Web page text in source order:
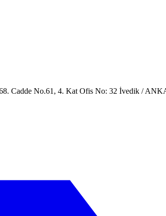
Cadde No.61, 4. Kat Ofis No: 32 İvedik /